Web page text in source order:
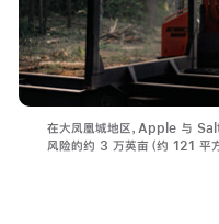
在大凤凰城地区，Apple 与
风险的约 3 万英亩（约 121 平方